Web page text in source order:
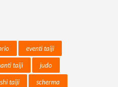
eventi taiji
taiji judo
taiji scherma